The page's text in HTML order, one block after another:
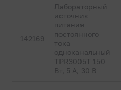
142169
Лабораторный
источник
питания
постоянного
тока
одноканальный
TPR3005T 150
Вт, 5 А, 30 В